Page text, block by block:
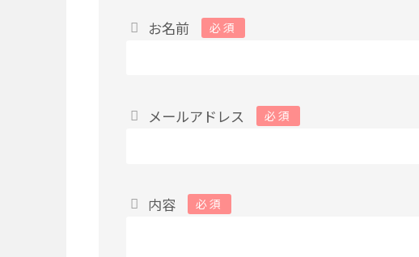
お名前 必須
メールアドレス 必須
内容 必須